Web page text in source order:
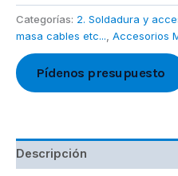
Categorías: 2. Soldadura y
masa cables etc... Accesorios
Pídenos presupuesto
Descripción